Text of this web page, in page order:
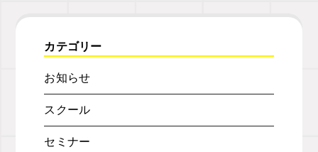
カテゴリー
お知らせ
スクール
セミナー